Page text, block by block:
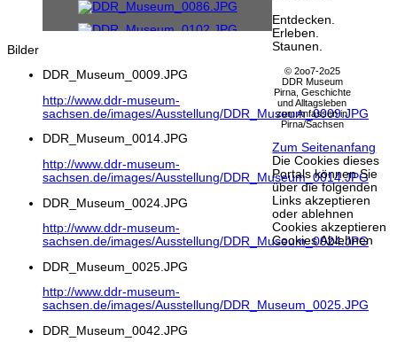
Bilder
DDR_Museum_0009.JPG
http://www.ddr-museum-
sachsen.de/images/Ausstellung/DDR_Museum_0009.JPG
DDR_Museum_0014.JPG
http://www.ddr-museum-
sachsen.de/images/Ausstellung/DDR_Museum_0014.JPG
DDR_Museum_0024.JPG
http://www.ddr-museum-
sachsen.de/images/Ausstellung/DDR_Museum_0024.JPG
DDR_Museum_0025.JPG
http://www.ddr-museum-
sachsen.de/images/Ausstellung/DDR_Museum_0025.JPG
DDR_Museum_0042.JPG
Entdecken.
Erleben.
Staunen.
© 2oo7-2o25
DDR Museum
Pirna, Geschichte
und Alltagsleben
zum Anfassen in
Pirna/Sachsen
Zum Seitenanfang
Die Cookies dieses
Portals können Sie
über die folgenden
Links akzeptieren
oder ablehnen
Cookies akzeptieren
Cookies Ablehnen